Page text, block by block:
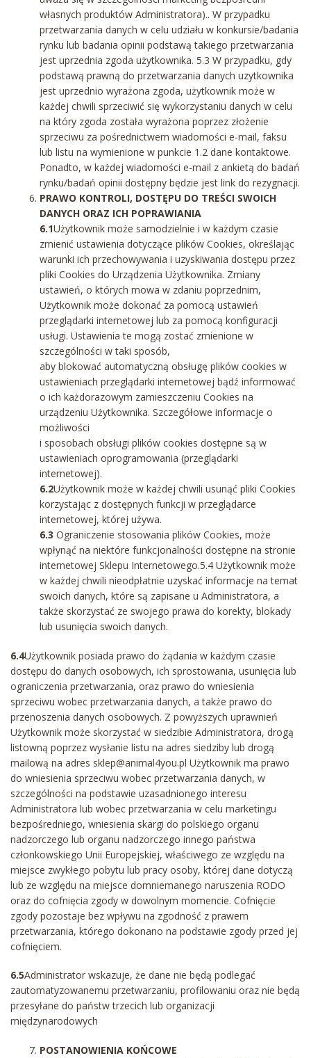
własnych produktów Administratora).. W przypadku
przetwarzania danych w celu udziału w konkursie/badania
rynku lub badania opinii podstawą takiego przetwarzania
jest uprzednia zgoda użytkownika. 5.3 W przypadku, gdy
podstawą prawną do przetwarzania danych uzytkownika
jest uprzednio wyrażona zgoda, użytkownik może w
każdej chwili sprzeciwić się wykorzystaniu danych w celu
na który zgoda została wyrażona poprzez złożenie
sprzeciwu za pośrednictwem wiadomości e-mail, faksu
lub listu na wymienione w punkcie 1.2 dane kontaktowe.
Ponadto, w każdej wiadomości e-mail z ankietą do badań
rynku/badań opinii dostępny będzie jest link do rezygnacji.
PRAWO KONTROLI, DOSTĘPU DO TREŚCI SWOICH
DANYCH ORAZ ICH POPRAWIANIA
6.1Użytkownik może samodzielnie i w każdym czasie
zmienić ustawienia dotyczące plików Cookies, określając
warunki ich przechowywania i uzyskiwania dostępu przez
pliki Cookies do Urządzenia Użytkownika. Zmiany
ustawień, o których mowa w zdaniu poprzednim,
Użytkownik może dokonać za pomocą ustawień
przeglądarki internetowej lub za pomocą konfiguracji
usługi. Ustawienia te mogą zostać zmienione w
szczególności w taki sposób,
aby blokować automatyczną obsługę plików cookies w
ustawieniach przeglądarki internetowej bądź informować
o ich każdorazowym zamieszczeniu Cookies na
urządzeniu Użytkownika. Szczegółowe informacje o
możliwości
i sposobach obsługi plików cookies dostępne są w
ustawieniach oprogramowania (przeglądarki
internetowej).
6.2Użytkownik może w każdej chwili usunąć pliki Cookies
korzystając z dostępnych funkcji w przeglądarce
internetowej, której używa.
6.3 Ograniczenie stosowania plików Cookies, może
wpłynąć na niektóre funkcjonalności dostępne na stronie
internetowej Sklepu Internetowego.5.4 Użytkownik może
w każdej chwili nieodpłatnie uzyskać informacje na temat
swoich danych, które są zapisane u Administratora, a
także skorzystać ze swojego prawa do korekty, blokady
lub usunięcia swoich danych.
6.4Użytkownik posiada prawo do żądania w każdym czasie
dostępu do danych osobowych, ich sprostowania, usunięcia lub
ograniczenia przetwarzania, oraz prawo do wniesienia
sprzeciwu wobec przetwarzania danych, a także prawo do
przenoszenia danych osobowych. Z powyższych uprawnień
Użytkownik może skorzystać w siedzibie Administratora, drogą
listowną poprzez wysłanie listu na adres siedziby lub drogą
mailową na adres sklep@animal4you.pl Użytkownik ma prawo
do wniesienia sprzeciwu wobec przetwarzania danych, w
szczególności na podstawie uzasadnionego interesu
Administratora lub wobec przetwarzania w celu marketingu
bezpośredniego, wniesienia skargi do polskiego organu
nadzorczego lub organu nadzorczego innego państwa
członkowskiego Unii Europejskiej, właściwego ze względu na
miejsce zwykłego pobytu lub pracy osoby, której dane dotyczą
lub ze względu na miejsce domniemanego naruszenia RODO
oraz do cofnięcia zgody w dowolnym momencie. Cofnięcie
zgody pozostaje bez wpływu na zgodność z prawem
przetwarzania, którego dokonano na podstawie zgody przed jej
cofnięciem.
6.5Administrator wskazuje, że dane nie będą podlegać
zautomatyzowanemu przetwarzaniu, profilowaniu oraz nie będą
przesyłane do państw trzecich lub organizacji
międzynarodowych
POSTANOWIENIA KOŃCOWE